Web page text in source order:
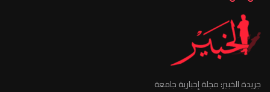
جريدة الخبير: مجلة إخبارية جامعة